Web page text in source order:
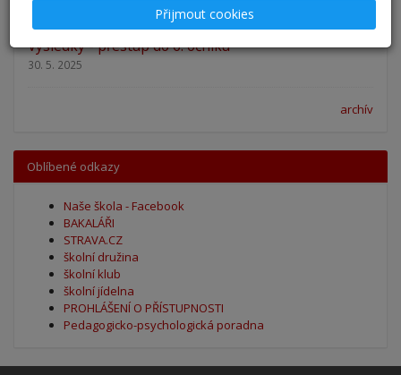
Výsledky - přestup do 6. očníku
30. 5. 2025
archív
Oblíbené odkazy
Naše škola - Facebook
BAKALÁŘI
STRAVA.CZ
školní družina
školní klub
školní jídelna
PROHLÁŠENÍ O PŘÍSTUPNOSTI
Pedagogicko-psychologická poradna
Přijmout cookies